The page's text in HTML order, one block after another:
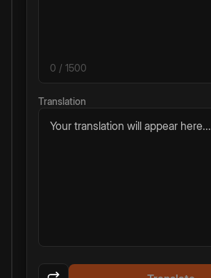
0 / 1500
Translation
Your translation will appear here...